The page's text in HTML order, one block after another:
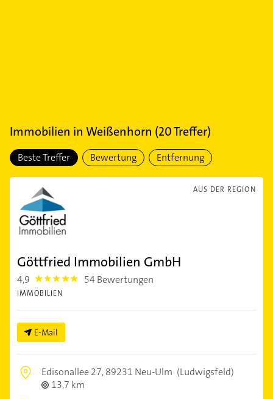
Immobilien in Weißenhorn (20Treffer)
Beste Treffer Bewertung Entfernung
AUS DER REGION
Göttfried Immobilien GmbH
4,9 4.9 54 Bewertungen
IMMOBILIEN
E-Mail
Edisonallee 27,89231 Neu-Ulm (Ludwigsfeld)
13,7 km